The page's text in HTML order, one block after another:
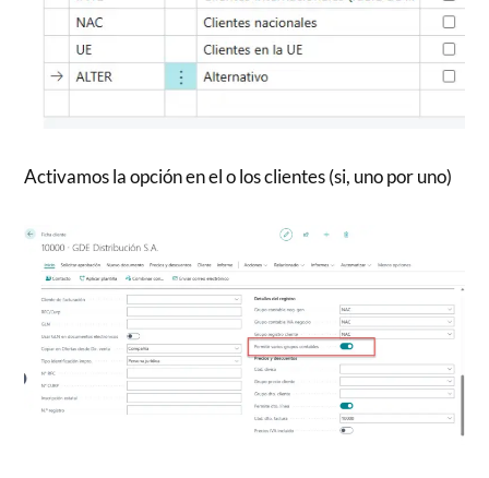
Activamos la opción en el o los clientes (si, uno por uno)